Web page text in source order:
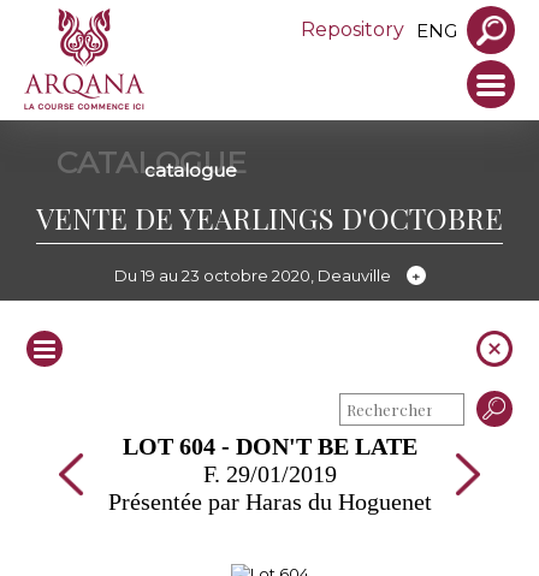
Repository ENG
CATALOGUE
catalogue
VENTE DE YEARLINGS D'OCTOBRE
Du 19 au 23 octobre 2020, Deauville
LOT 604 - DON'T BE LATE
F. 29/01/2019
Présentée par Haras du Hoguenet